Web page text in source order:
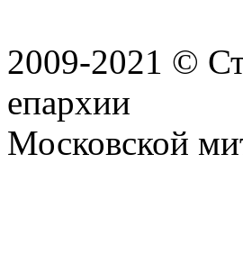
2009-2021 ©
епархии
Московской